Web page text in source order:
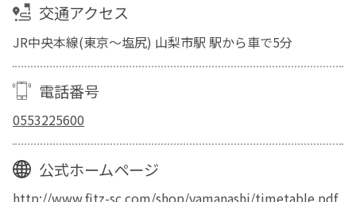
交通アクセス
JR中央本線(東京～塩尻) 山梨市駅 駅から車で5分
電話番号
0553225600
公式ホームページ
http://www.fitz-sc.com/shop/yamanashi/timetable.pdf